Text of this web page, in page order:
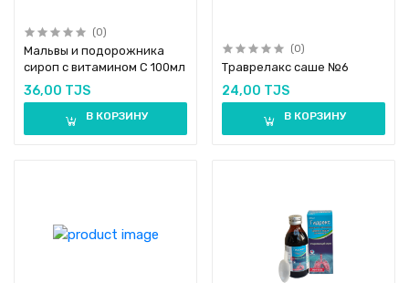
(0)
Мальвы и подорожника
сироп с витамином С 100мл
36,00 TJS
В КОРЗИНУ
(0)
Траврелакс саше №6
24,00 TJS
В КОРЗИНУ